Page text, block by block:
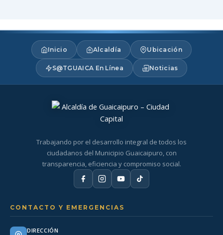
Inicio Alcaldía Ubicación
S@TGUAICA En Línea Noticias
Trabajando por el desarrollo integral de todos los
ciudadanos del Municipio Guaicaipuro, con
transparencia, eficiencia y compromiso social.
CONTACTO Y EMERGENCIAS
DIRECCIÓN